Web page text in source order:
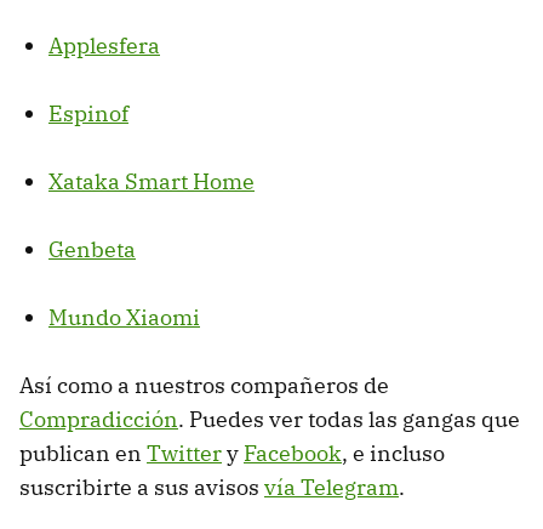
Applesfera
Espinof
Xataka Smart Home
Genbeta
Mundo Xiaomi
Así como a nuestros compañeros de
Compradicción. Puedes ver todas las gangas que
publican en Twittery Facebook, e incluso
suscribirte a sus avisos vía Telegram.